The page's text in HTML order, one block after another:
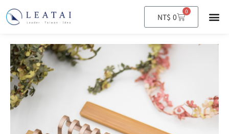
NT$ 0
0
購
物